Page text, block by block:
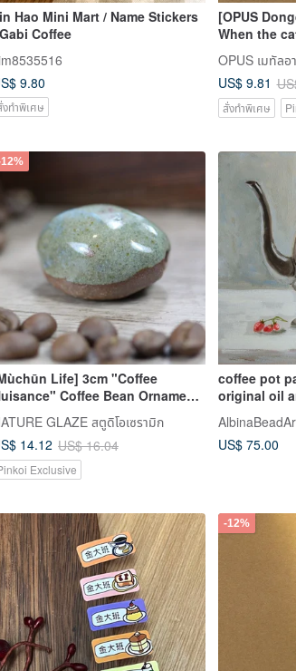
Hao Mini Mart / Name Stickers
Coffee
9.80
ทำพิเศษ
[OPUS
When the
objects/
OPUS เมทัลอ
US$ 9.81
สั่งทำพิเศษ
Life] 3cm "Coffee
Coffee Bean Ornament
Slow Fire Elegant
& NATURE GLAZE Studio
GLAZE สตูดิโอเซรามิก
14.12 US$ 16.04
Exclusive
coffee pot
original oil
US$ 75.00
-12%